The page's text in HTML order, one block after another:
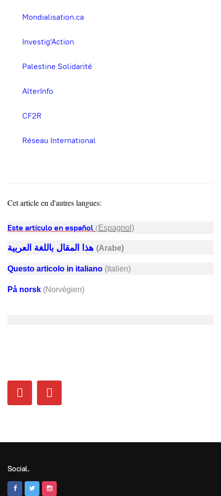
Mondialisation.ca
Investig'Action
Palestine Solidarité
AlterInfo
CF2R
Réseau International
Cet article en d'autres langues:
Este artículo en español (Espagnol)
هذا المقال باللغة العربية (Arabe)
Questo articolo in italiano (Italien)
På norsk (Norvégien)
Social.